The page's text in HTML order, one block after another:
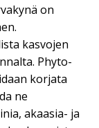
on
kasvojen
Phyto-
korjata
ne
akaasia- ja